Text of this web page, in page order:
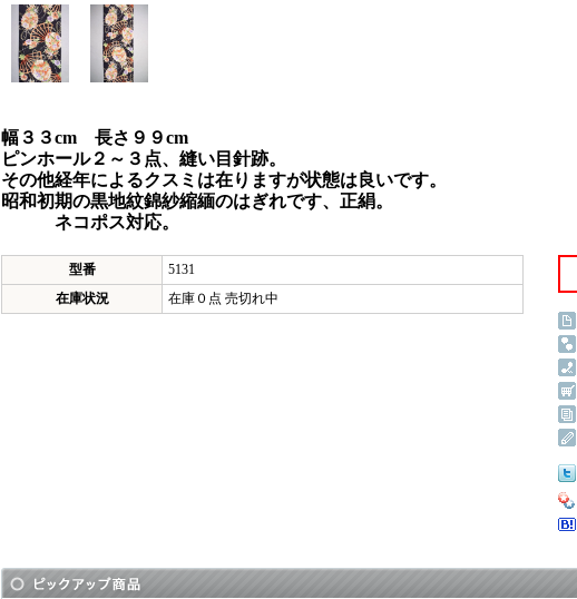
幅３３cm 長さ９９cm
ピンホール２～３点、縫い目針跡。
その他経年によるクスミは在りますが状態は良いです。
昭和初期の黒地紋錦紗縮緬のはぎれです、正絹。
ネコポス対応。
型番
5131
在庫状況
在庫０点 売切れ中